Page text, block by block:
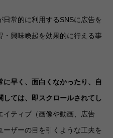
常的に利用するSNSに広告を
・興味喚起を効果的に行える事
早く、面白くなかったり、自
ては、即スクロールされてし
イティブ（画像や動画、広告
ザーの目を引くような工夫を